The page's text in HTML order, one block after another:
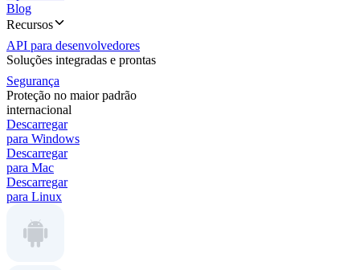
Blog
Recursos
API para desenvolvedores
Soluções integradas e prontas
Segurança
Proteção no maior padrão
internacional
Descarregar
para Windows
Descarregar
para Mac
Descarregar
para Linux